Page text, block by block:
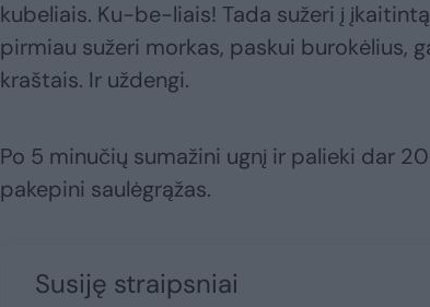
kubeliais. Ku-be-liais! Tada sužeri į
pirmiau sužeri morkas, paskui burokėlius,
kraštais. Ir uždengi.
Po 5 minučių sumažini ugnį ir palieki dar
pakepini saulėgrąžas.
Susiję straipsniai